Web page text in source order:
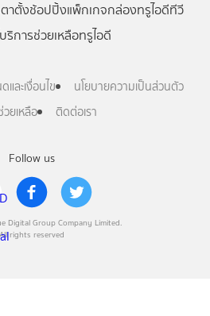
Follow us
Digital Group Company Limited.
All rights reserved
ตาตั้งช้อปปิ้งแพ็กเกจกล่องทรูไอดีทีวี
บริการช่วยเหลือทรูไอดี
และเงื่อนไข
นโยบายความเป็นส่วนตัว
ยเหลือ
ติดต่อเรา